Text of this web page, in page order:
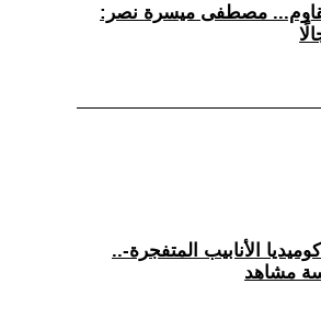
مصطفى ميسرة نصر:
كوميديا الأنابيب المتفجرة-..
مشاهد